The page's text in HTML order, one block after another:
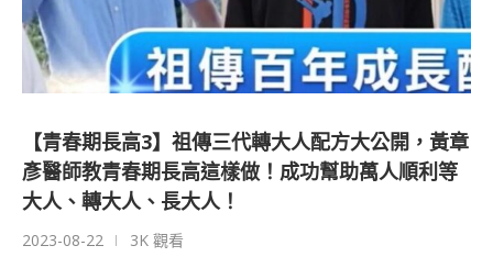
【青春期長高3】祖傳三代轉大人配方大公開，黃章
彥醫師教青春期長高這樣做！成功幫助萬人順利等
大人、轉大人、長大人！
2023-08-22 3K 觀看